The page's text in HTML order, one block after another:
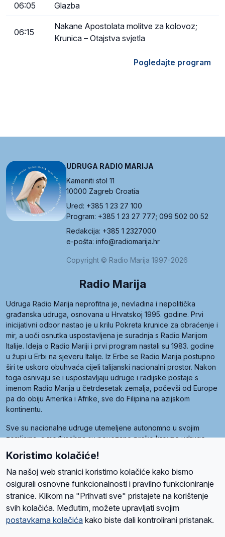
06:05 Glazba
06:15
Nakane Apostolata molitve za kolovoz;
Krunica – Otajstva svjetla
Pogledajte program
UDRUGA RADIO MARIJA
Kameniti stol 11
10000 Zagreb Croatia
Ured: +385 1 23 27 100
Program: +385 1 23 27 777; 099 502 00 52
Redakcija: +385 1 2327000
e-pošta: info@radiomarija.hr
Copyright © Radio Marija 1997-2026
Radio Marija
Udruga Radio Marija neprofitna je, nevladina i nepolitička
građanska udruga, osnovana u Hrvatskoj 1995. godine. Prvi
inicijativni odbor nastao je u krilu Pokreta krunice za obraćenje i
mir, a uoči osnutka uspostavljena je suradnja s Radio Marijom
Italije. Ideja o Radio Mariji i prvi program nastali su 1983. godine
u župi u Erbi na sjeveru Italije. Iz Erbe se Radio Marija postupno
širi te uskoro obuhvaća cijeli talijanski nacionalni prostor. Nakon
toga osnivaju se i uspostavljaju udruge i radijske postaje s
imenom Radio Marija u četrdesetak zemalja, počevši od Europe
pa do obiju Amerika i Afrike, sve do Filipina na azijskom
kontinentu.
Sve su nacionalne udruge utemeljene autonomno u svojim
zemljama, a međusobna su povezane preko krovne udruge
Radio Maria). Svjetsku obitelj utemeljilo je sedam članica, među
kojima je i hrvatska Udruga Radio Marija.
O namaRadio ProgramVolonteriPrijateljiKontaktPravila privatnosti
Koristimo kolačiće!
Na našoj web stranici koristimo kolačiće kako bismo
osigurali osnovne funkcionalnosti i pravilno funkcioniranje
stranice. Klikom na "Prihvati sve" pristajete na korištenje
svih kolačića. Međutim, možete upravljati svojim
postavkama kolačića kako biste dali kontrolirani pristanak.